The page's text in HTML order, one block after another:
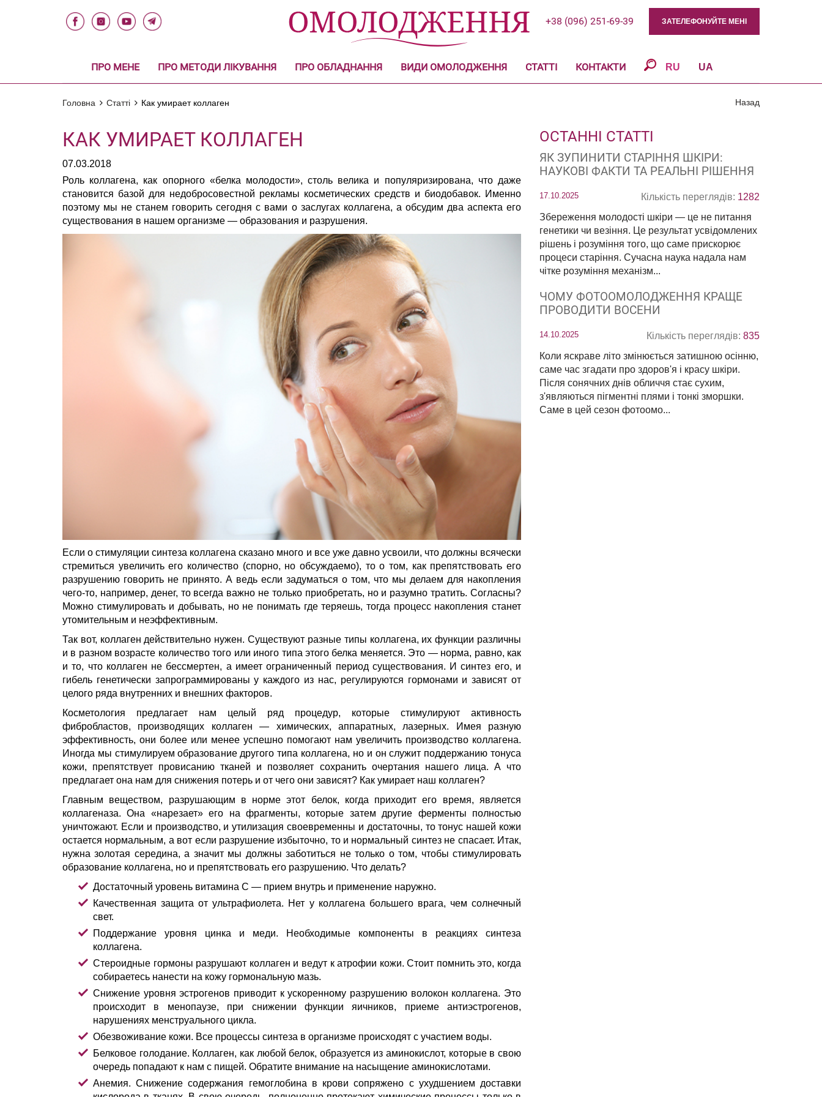
+38 (096) 251-69-39 ЗАТЕЛЕФОНУЙТЕ МЕНІ
ПРО МЕНЕ ПРО МЕТОДИ ЛІКУВАННЯ ПРО ОБЛАДНАННЯ ВИДИ ОМОЛОДЖЕННЯ СТАТТІ КОНТАКТИ RU UA
Назад
Головна Статті Как умирает коллаген
КАК УМИРАЕТ КОЛЛАГЕН
07.03.2018
Роль коллагена, как опорного «белка молодости», столь велика и популяризирована, что даже
становится базой для недобросовестной рекламы косметических средств и биодобавок. Именно
поэтому мы не станем говорить сегодня с вами о заслугах коллагена, а обсудим два аспекта его
существования в нашем организме — образования и разрушения.
Если о стимуляции синтеза коллагена сказано много и все уже давно усвоили, что должны всячески
стремиться увеличить его количество (спорно, но обсуждаемо), то о том, как препятствовать его
разрушению говорить не принято. А ведь если задуматься о том, что мы делаем для накопления
чего-то, например, денег, то всегда важно не только приобретать, но и разумно тратить. Согласны?
Можно стимулировать и добывать, но не понимать где теряешь, тогда процесс накопления станет
утомительным и неэффективным.
Так вот, коллаген действительно нужен. Существуют разные типы коллагена, их функции различны
и в разном возрасте количество того или иного типа этого белка меняется. Это — норма, равно, как
и то, что коллаген не бессмертен, а имеет ограниченный период существования. И синтез его, и
гибель генетически запрограммированы у каждого из нас, регулируются гормонами и зависят от
целого ряда внутренних и внешних факторов.
Косметология предлагает нам целый ряд процедур, которые стимулируют активность
фибробластов, производящих коллаген — химических, аппаратных, лазерных. Имея разную
эффективность, они более или менее успешно помогают нам увеличить производство коллагена.
Иногда мы стимулируем образование другого типа коллагена, но и он служит поддержанию тонуса
кожи, препятствует провисанию тканей и позволяет сохранить очертания нашего лица. А что
предлагает она нам для снижения потерь и от чего они зависят? Как умирает наш коллаген?
Главным веществом, разрушающим в норме этот белок, когда приходит его время, является
коллагеназа. Она «нарезает» его на фрагменты, которые затем другие ферменты полностью
уничтожают. Если и производство, и утилизация своевременны и достаточны, то тонус нашей кожи
остается нормальным, а вот если разрушение избыточно, то и нормальный синтез не спасает. Итак,
нужна золотая середина, а значит мы должны заботиться не только о том, чтобы стимулировать
образование коллагена, но и препятствовать его разрушению. Что делать?
Достаточный уровень витамина С — прием внутрь и применение наружно.
Качественная защита от ультрафиолета. Нет у коллагена большего врага, чем солнечный
свет.
Поддержание уровня цинка и меди. Необходимые компоненты в реакциях синтеза
коллагена.
Стероидные гормоны разрушают коллаген и ведут к атрофии кожи. Стоит помнить это, когда
собираетесь нанести на кожу гормональную мазь.
Снижение уровня эстрогенов приводит к ускоренному разрушению волокон коллагена. Это
происходит в менопаузе, при снижении функции яичников, приеме антиэстрогенов,
нарушениях менструального цикла.
Обезвоживание кожи. Все процессы синтеза в организме происходят с участием воды.
Белковое голодание. Коллаген, как любой белок, образуется из аминокислот, которые в свою
очередь попадают к нам с пищей. Обратите внимание на насыщение аминокислотами.
Анемия. Снижение содержания гемоглобина в крови сопряжено с ухудшением доставки
ОСТАННІ СТАТТІ
ЯК ЗУПИНИТИ СТАРІННЯ ШКІРИ:
НАУКОВІ ФАКТИ ТА РЕАЛЬНІ РІШЕННЯ
17.10.2025 Кількість переглядів: 1282
Збереження молодості шкіри — це не питання
генетики чи везіння. Це результат усвідомлених
рішень і розуміння того, що саме прискорює
процеси старіння. Сучасна наука надала нам
чітке розуміння механізм...
ЧОМУ ФОТООМОЛОДЖЕННЯ КРАЩЕ
ПРОВОДИТИ ВОСЕНИ
14.10.2025 Кількість переглядів: 835
Коли яскраве літо змінюється затишною осінню,
саме час згадати про здоров'я і красу шкіри.
Після сонячних днів обличчя стає сухим,
з'являються пігментні плями і тонкі зморшки.
Саме в цей сезон фотоомо...